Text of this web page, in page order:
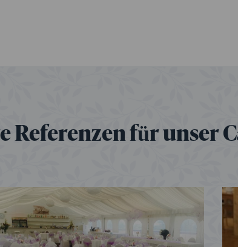
Referenzen für unser